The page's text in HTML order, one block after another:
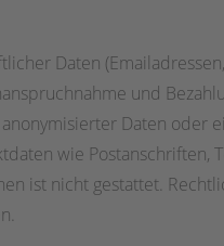
Daten
und
Daten oder
wie Postanschriften,
ist nicht gestattet.